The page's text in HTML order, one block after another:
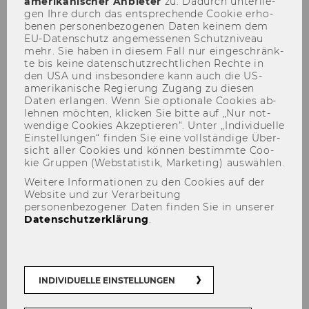
Membership
Der Inhalt dieser Seite ist aktuell nur auf
Becoming a member
gen Ihre durch das ent­spre­chen­de Coo­kie er­ho­
be­nen per­so­nen­be­zo­ge­nen Daten kei­nem dem
EU-​Datenschutz an­ge­mes­se­nen Schutz­ni­veau
mehr. Sie haben in die­sem Fall nur ein­ge­schränk­
te bis keine da­ten­schutz­recht­li­chen Rech­te in
den USA und ins­be­son­de­re kann auch die US-​
amerikanische Re­gie­rung Zu­gang zu die­sen
Daten er­lan­gen. Wenn Sie op­tio­na­le Coo­kies ab­
leh­nen möch­ten, kli­cken Sie bitte auf „Nur not­
wen­di­ge Coo­kies Ak­zep­tie­ren“. Unter „In­di­vi­du­el­le
Ein­stel­lun­gen“ fin­den Sie eine voll­stän­di­ge Über­
sicht aller Coo­kies und kön­nen be­stimm­te Coo­
kie Grup­pen (Web­sta­tis­tik, Mar­ke­ting) aus­wäh­len.
Weitere Informationen zu den Cookies auf der
Website und zur Verarbeitung
personenbezogener Daten finden Sie in unserer
Datenschutzerklärung.
INDIVIDUELLE EINSTELLUNGEN